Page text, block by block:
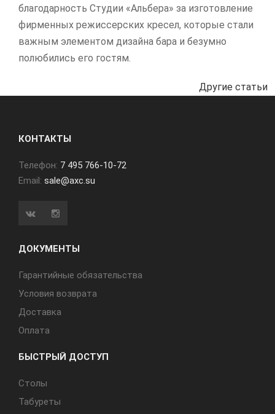
благодарность Студии «Альбера» за изготовление
фирменных режиссерских кресел, которые стали
важным элементом дизайна бара и безумно
полюбились его гостям.
Другие статьи
КОНТАКТЫ
Телефон: 7 495 766-10-72
Email: sale@axc.su
ДОКУМЕНТЫ
Гарантийные обязательства
Условия возврата
Доставка
Оплата
БЫСТРЫЙ ДОСТУП
Cтолы
Табуреты